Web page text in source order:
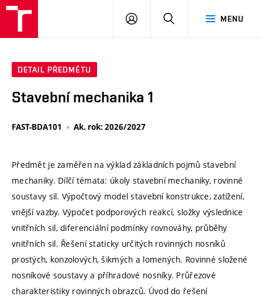
MENU
PŘIHLÁSIT
DETAIL PŘEDMĚTU
Stavební mechanika 1
FAST-BDA101 Ak. rok: 2026/2027
Předmět je zaměřen na výklad základních pojmů stavební
mechaniky. Dílčí témata: úkoly stavební mechaniky, rovinné
soustavy sil. Výpočtový model stavební konstrukce, zatížení,
vnější vazby. Výpočet podporových reakcí, složky výslednice
vnitřních sil, diferenciální podmínky rovnováhy, průběhy
vnitřních sil. Řešení staticky určitých rovinných nosníků
prostých, konzolových, šikmých a lomených. Rovinné složené
nosníkové soustavy a příhradové nosníky. Průřezové
charakteristiky rovinných obrazců. Úvod do řešení